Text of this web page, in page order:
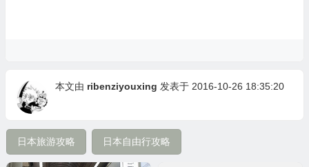
本文由 ribenziyouxing 发表于 2016-10-26 18:35:20
日本旅游攻略 日本自由行攻略